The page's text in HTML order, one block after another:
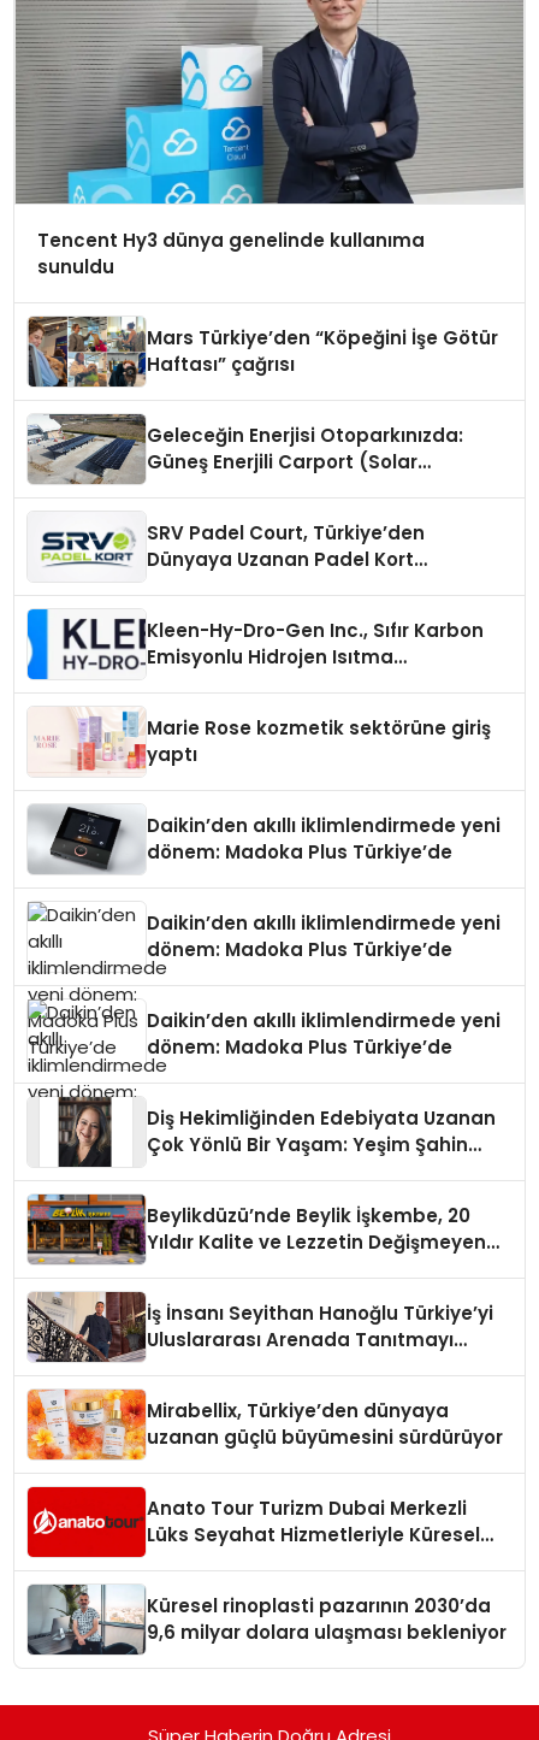
Tencent Hy3 dünya genelinde kullanıma
sunuldu
Mars Türkiye’den “Köpeğini İşe Götür
Haftası” çağrısı
Geleceğin Enerjisi Otoparkınızda:
Güneş Enerjili Carport (Solar
SRV Padel Court, Türkiye’den
Dünyaya Uzanan Padel Kort
Kleen-Hy-Dro-Gen Inc., Sıfır Karbon
Emisyonlu Hidrojen Isıtma
Marie Rose kozmetik sektörüne giriş
yaptı
Daikin’den akıllı iklimlendirmede yeni
dönem: Madoka Plus Türkiye’de
Daikin’den akıllı iklimlendirmede yeni
dönem: Madoka Plus Türkiye’de
Daikin’den akıllı iklimlendirmede yeni
dönem: Madoka Plus Türkiye’de
Diş Hekimliğinden Edebiyata Uzanan
Çok Yönlü Bir Yaşam: Yeşim Şahin
Beylikdüzü’nde Beylik İşkembe, 20
Yıldır Kalite ve Lezzetin Değişmeyen
İş İnsanı Seyithan Hanoğlu Türkiye’yi
Uluslararası Arenada Tanıtmayı
Mirabellix, Türkiye’den dünyaya
uzanan güçlü büyümesini sürdürüyor
Anato Tour Turizm Dubai Merkezli
Lüks Seyahat Hizmetleriyle Küresel
Küresel rinoplasti pazarının 2030’da
9,6 milyar dolara ulaşması bekleniyor